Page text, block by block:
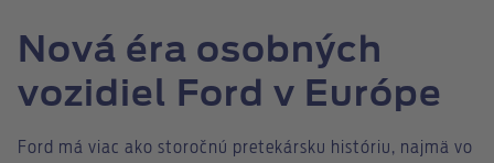
Nová éra osobných
vozidiel Ford v Európe
Ford má viac ako storočnú pretekársku históriu, najmä vo